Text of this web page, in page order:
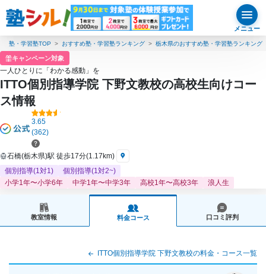
メニュー
塾・学習塾TOP おすすめ塾・学習塾ランキング 栃木県のおすすめ塾・学習塾ランキング
キャンペーン対象
一人ひとりに「わかる感動」を
ITTO個別指導学院 下野文教校の高校生向けコー
ス情報
3.65
(362)
石橋(栃木県)駅 徒歩17分(1.17km)
個別指導(1対1)
個別指導(1対2~)
小学1年〜小学6年
中学1年〜中学3年 高校1年〜高校3年 浪人生
教室情報 料金コース 口コミ評判
ITTO個別指導学院 下野文教校の料金・コース一覧